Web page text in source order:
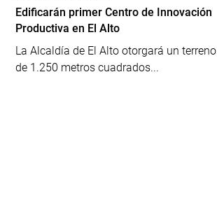
Edificarán primer Centro de Innovación
Productiva en El Alto
La Alcaldía de El Alto otorgará un terreno
de 1.250 metros cuadrados...